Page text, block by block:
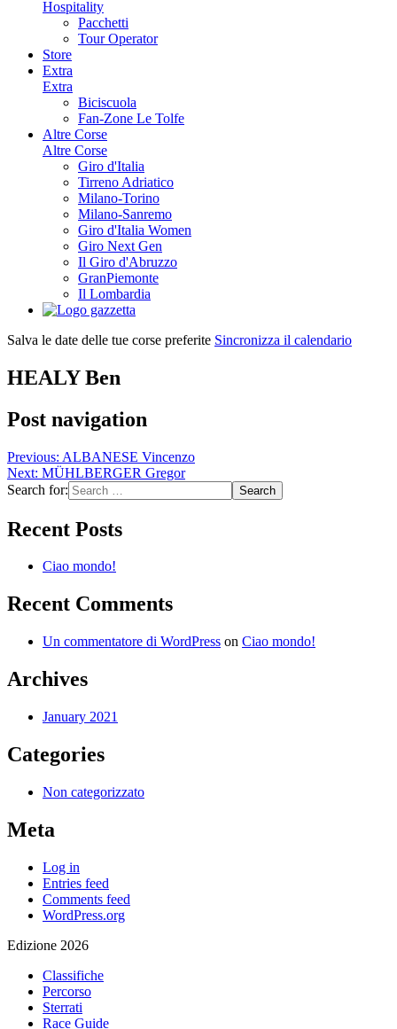
Hospitality
Pacchetti
Tour Operator
Store
Extra
Extra
Biciscuola
Fan-Zone Le Tolfe
Altre Corse
Altre Corse
Giro d'Italia
Tirreno Adriatico
Milano-Torino
Milano-Sanremo
Giro d'Italia Women
Giro Next Gen
Il Giro d'Abruzzo
GranPiemonte
Il Lombardia
Salva le date delle tue corse preferite Sincronizza il calendario
HEALY Ben
Post navigation
Previous: ALBANESE Vincenzo
Next: MÜHLBERGER Gregor
Search for:
Recent Posts
Ciao mondo!
Recent Comments
Un commentatore di WordPress on Ciao mondo!
Archives
January 2021
Categories
Non categorizzato
Meta
Log in
Entries feed
Comments feed
WordPress.org
Edizione 2026
Classifiche
Percorso
Sterrati
Race Guide